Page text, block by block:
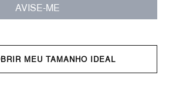
AVISE-ME
MEU TAMANHO IDEAL